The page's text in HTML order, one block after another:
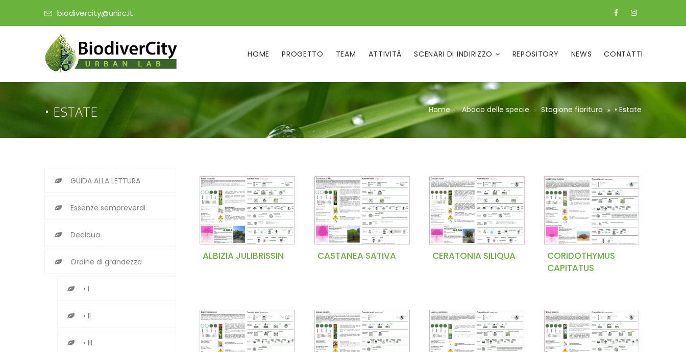
biodivercity@unirc.it
HOME PROGETTO TEAM ATTIVITÀ SCENARI DI INDIRIZZO REPOSITORY NEWS CONTATTI
• ESTATE Home Abaco delle specie Stagione fioritura • Estate
ALBIZIA JULIBRISSIN CASTANEA SATIVA CERATONIA SILIQUA
CORIDOTHYMUS
CAPITATUS
GUIDA ALLA LETTURA
Essenze sempreverdi
Decidua
Ordine di grandezza
• I
• II
• III